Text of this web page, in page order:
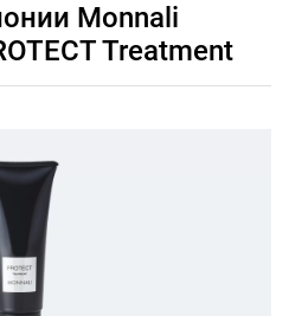
Monnali
Treatment